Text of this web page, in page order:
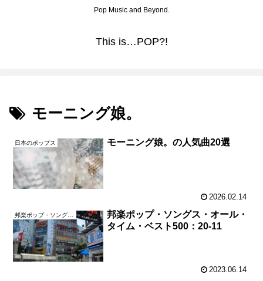
Pop Music and Beyond.
This is…POP?!
モーニング娘。
日本のポップス モーニング娘。の人気曲20選
2026.02.14
邦楽ポップ・ソングス・オール・タイム・ベスト500
邦楽ポップ・ソングス・オール・
タイム・ベスト500：20-11
2023.06.14